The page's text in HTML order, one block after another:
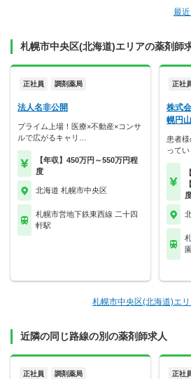
最
札幌市中央区(北海道)エリアの薬剤師
正社員 調剤薬局
法人名非公開
プライム上場！医療×不動産×コンサ
ルで広がるキャリ…
【年収】450万円～550万円程
度
北海道 札幌市中央区
札幌市営地下鉄東西線 二十四
軒駅
正社
株式
幌円
患者
ってい
札幌市中央区(北海道)エ
近隣の同じ路線の別の薬剤師求人
正社員 調剤薬局 正社